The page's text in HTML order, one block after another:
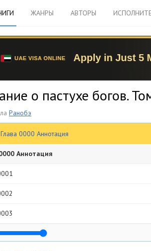
ЖАНРЫ АВТОРЫ
о пастухе богов.
Ранобэ
Глава 0000 Аннотация
Аннотация